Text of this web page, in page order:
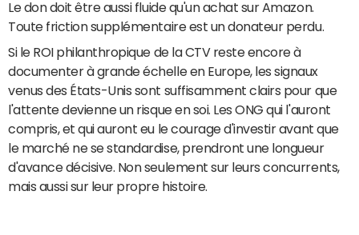
Le don doit être aussi fluide qu'un achat sur Amazon.
Toute friction supplémentaire est un donateur perdu.
Si le ROI philanthropique de la CTV reste encore à
documenter à grande échelle en Europe, les signaux
venus des États-Unis sont suffisamment clairs pour que
l'attente devienne un risque en soi. Les ONG qui l'auront
compris, et qui auront eu le courage d'investir avant que
le marché ne se standardise, prendront une longueur
d'avance décisive. Non seulement sur leurs concurrents,
mais aussi sur leur propre histoire.